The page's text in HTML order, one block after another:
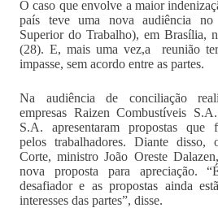
O caso que envolve a maior
país teve uma nova audiência
Superior do Trabalho), em Brasília,
(28). E, mais uma vez,a reunião
impasse, sem acordo entre as partes.
Na audiência de conciliação
empresas Raizen Combustíveis
S.A. apresentaram propostas que
pelos trabalhadores. Diante disso,
Corte, ministro João Oreste
nova proposta para apreciação.
desafiador e as propostas ainda
interesses das partes”, disse.